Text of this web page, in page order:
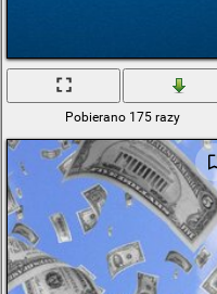
Pobierano 175 razy